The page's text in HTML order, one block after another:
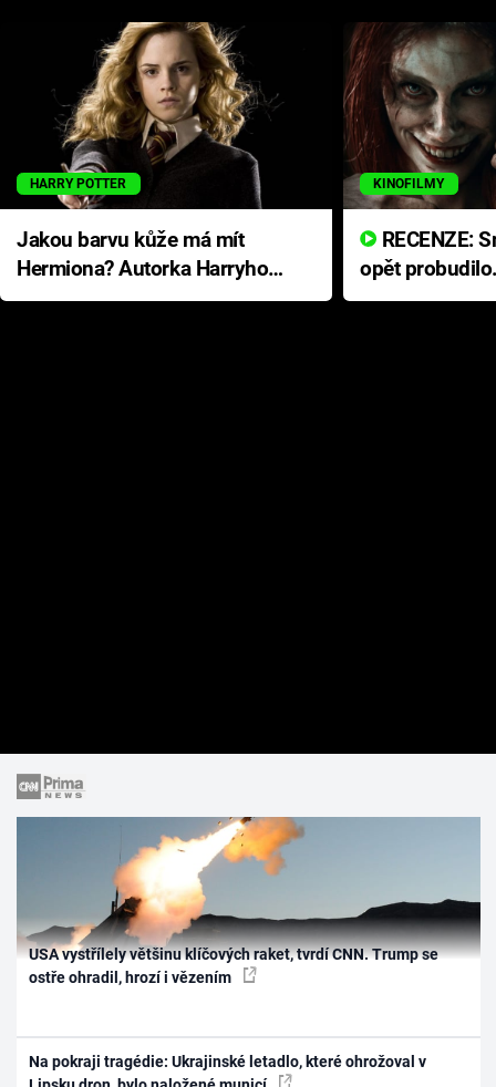
HARRY POTTER
Jakou barvu kůže má mít
Hermiona? Autorka Harryho
Pottera přišla s ráznou
KINOFILMY
opět
přichází s
USA vystřílely většinu klíčových raket, tvrdí CNN. Trump se
ostře ohradil, hrozí i vězením
Na pokraji tragédie: Ukrajinské letadlo, které ohrožoval v